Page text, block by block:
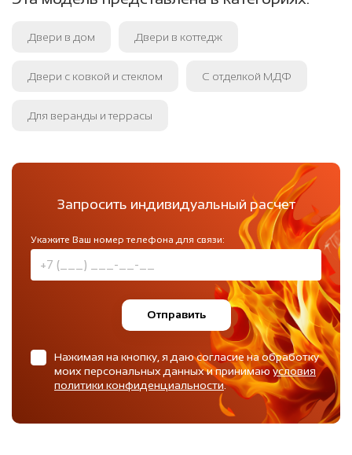
Двери в дом Двери в коттедж
Двери с ковкой и стеклом С отделкой МДФ
Для веранды и террасы
Запросить индивидуальный расчет
Укажите Ваш номер телефона для связи:
Отправить
Нажимая на кнопку, я даю согласие на обработку
моих персональных данных и принимаюусловия
политики конфиденциальности.